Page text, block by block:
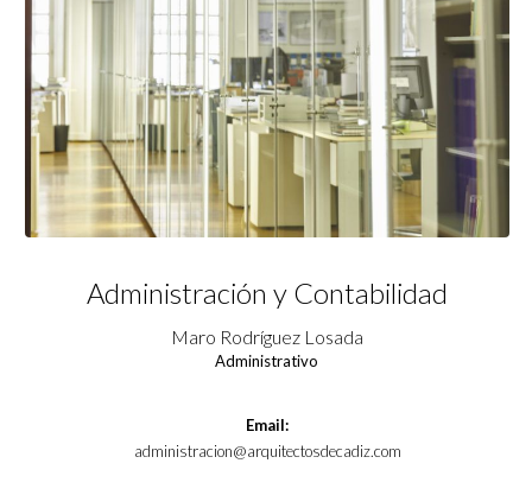
Administración y Contabilidad
Maro Rodríguez Losada
Administrativo
Email:
administracion@arquitectosdecadiz.com